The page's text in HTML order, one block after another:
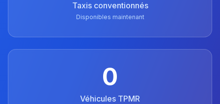
Taxis conventionnés
Disponibles maintenant
0
Véhicules TPMR